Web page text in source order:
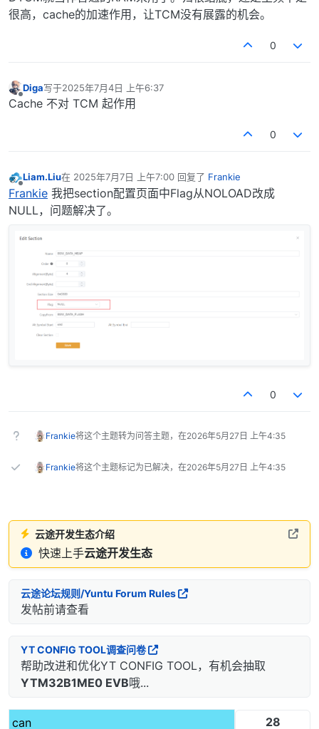
很高，cache的加速作用，让TCM没有展露的机会。
0
离线
Diga写于2025年7月4日 上午6:37
最后由 编辑
Cache 不对 TCM 起作用
0
离线
Liam.Liu在 2025年7月7日 上午7:00 回复了 Frankie
最后由 编辑
Frankie 我把section配置页面中Flag从NOLOAD改成
NULL，问题解决了。
0
Frankie将这个主题转为问答主题，在2026年5月27日 上午4:35
Frankie将这个主题标记为已解决，在2026年5月27日 上午4:35
云途开发生态介绍
快速上手云途开发生态
云途论坛规则/Yuntu Forum Rules
发帖前请查看
YT CONFIG TOOL调查问卷
帮助改进和优化YT CONFIG TOOL，有机会抽取
YTM32B1ME0 EVB哦...
can 28